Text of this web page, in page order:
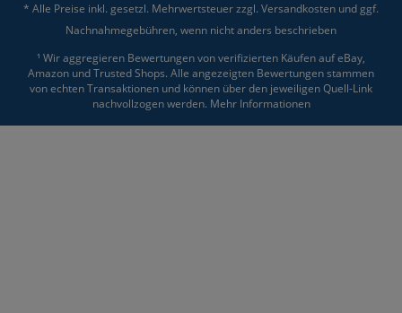
* Alle Preise inkl. gesetzl. Mehrwertsteuer zzgl. Versandkosten und ggf.
Nachnahmegebühren, wenn nicht anders beschrieben
¹ Wir aggregieren Bewertungen von verifizierten Käufen auf eBay,
Amazon und Trusted Shops. Alle angezeigten Bewertungen stammen
von echten Transaktionen und können über den jeweiligen Quell-Link
nachvollzogen werden. Mehr Informationen